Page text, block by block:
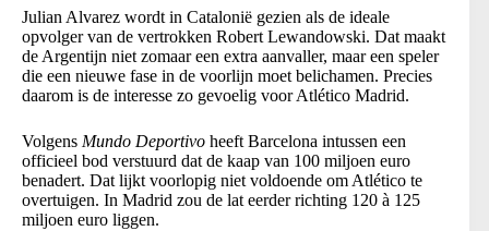
Julian Alvarez wordt in Catalonië gezien als de ideale
opvolger van de vertrokken Robert Lewandowski. Dat maakt
de Argentijn niet zomaar een extra aanvaller, maar een speler
die een nieuwe fase in de voorlijn moet belichamen. Precies
daarom is de interesse zo gevoelig voor Atlético Madrid.
Volgens Mundo Deportivo heeft Barcelona intussen een
officieel bod verstuurd dat de kaap van 100 miljoen euro
benadert. Dat lijkt voorlopig niet voldoende om Atlético te
overtuigen. In Madrid zou de lat eerder richting 120 à 125
miljoen euro liggen.